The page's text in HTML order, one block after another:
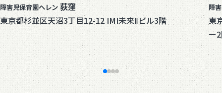
障害児保育園ヘレン 荻窪
東京都杉並区天沼3丁目12-12 IMI未来Ⅱビル3階
障
東
ー